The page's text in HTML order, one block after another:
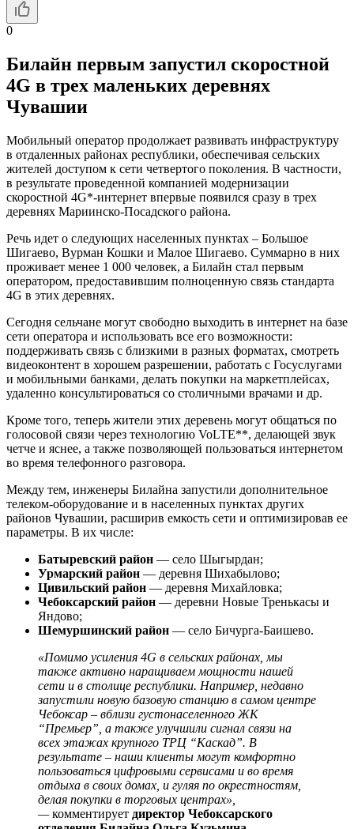
0
Билайн первым запустил скоростной
4G в трех маленьких деревнях
Чувашии
Мобильный оператор продолжает развивать инфраструктуру
в отдаленных районах республики, обеспечивая сельских
жителей доступом к сети четвертого поколения. В частности,
в результате проведенной компанией модернизации
скоростной 4G*-интернет впервые появился сразу в трех
деревнях Мариинско-Посадского района.
Речь идет о следующих населенных пунктах – Большое
Шигаево, Вурман Кошки и Малое Шигаево. Суммарно в них
проживает менее 1 000 человек, а Билайн стал первым
оператором, предоставившим полноценную связь стандарта
4G в этих деревнях.
Сегодня сельчане могут свободно выходить в интернет на базе
сети оператора и использовать все его возможности:
поддерживать связь с близкими в разных форматах, смотреть
видеоконтент в хорошем разрешении, работать с Госуслугами
и мобильными банками, делать покупки на маркетплейсах,
удаленно консультироваться со столичными врачами и др.
Кроме того, теперь жители этих деревень могут общаться по
голосовой связи через технологию VoLTE**, делающей звук
четче и яснее, а также позволяющей пользоваться интернетом
во время телефонного разговора.
Между тем, инженеры Билайна запустили дополнительное
телеком-оборудование и в населенных пунктах других
районов Чувашии, расширив емкость сети и оптимизировав ее
параметры. В их числе:
Батыревский район — село Шыгырдан;
Урмарский район — деревня Шихабылово;
Цивильский район — деревня Михайловка;
Чебоксарский район — деревни Новые Тренькасы и
Яндово;
Шемуршинский район — село Бичурга-Баишево.
«Помимо усиления 4G в сельских районах, мы
также активно наращиваем мощности нашей
сети и в столице республики. Например, недавно
запустили новую базовую станцию в самом центре
Чебоксар – вблизи густонаселенного ЖК
“Премьер”, а также улучшили сигнал связи на
всех этажах крупного ТРЦ “Каскад”. В
результате – наши клиенты могут комфортно
пользоваться цифровыми сервисами и во время
отдыха в своих домах, и гуляя по окрестностям,
делая покупки в торговых центрах»,
—комментирует директор Чебоксарского